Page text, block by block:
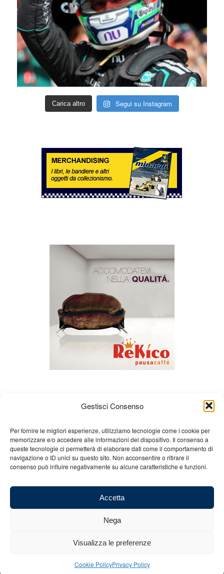
Gestisci Consenso
Per fornire le migliori esperienze, utilizziamo tecnologie come i cookie per
memorizzare e/o accedere alle informazioni del dispositivo. Il consenso a
queste tecnologie ci permetterà di elaborare dati come il comportamento di
navigazione o ID unici su questo sito. Non acconsentire o ritirare il
consenso può influire negativamente su alcune caratteristiche e funzioni.
Accetta
Nega
Visualizza le preferenze
Cookie PolicyPrivacy Policy
Carica altro Segui su Instagram
Chi siamo Gian Carlo Minardi
Gear
Merchandising
Partners Contatti
03101011207 - REA: BO 491926 (sede legale) - REA: RA 199431 (sede